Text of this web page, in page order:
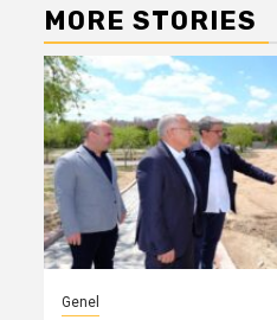
MORE STORIES
Genel